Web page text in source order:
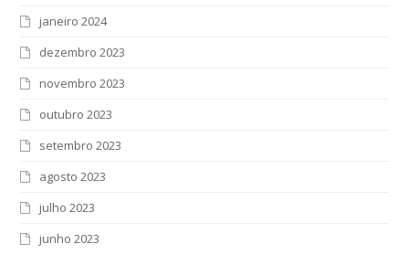
janeiro 2024
dezembro 2023
novembro 2023
outubro 2023
setembro 2023
agosto 2023
julho 2023
junho 2023